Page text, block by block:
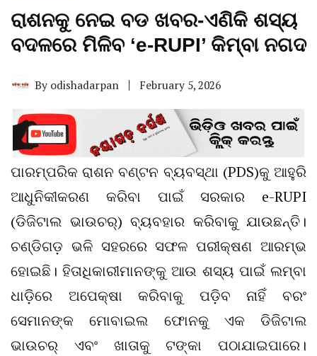
ରାଶନକୁ ନେଇ ବଡ ଖବର-ଏଣିକି ଶସ୍ୟ
ବଦଳରେ ମିଳିବ ‘e-RUPI’ କିମ୍ବା ନଗଦ
By odishadarpan February 5, 2026
ପାରମ୍ପରିକ ରାଶନ ବଣ୍ଟନ ବ୍ୟବସ୍ଥା (PDS)କୁ ଆହୁରି
ଆଧୁନିକୀକରଣ କରିବା ପାଇଁ ସରକାର e-RUPI
(ଡିଜିଟାଲ ଭାଉଚର୍‌) ବ୍ୟବହାର କରିବାକୁ ଯାଉଛନ୍ତି।
ଚଣ୍ଡିଗଡ଼ ଭଳି ସହରରେ ସଫଳ ପରୀକ୍ଷଣ ଆରମ୍ଭ
ହୋଇଛି। ହିତାଧିକାରୀମାନଙ୍କୁ ଆଉ ଶସ୍ୟ ପାଇଁ ଲମ୍ବା
ଧାଡ଼ିରେ ଅପେକ୍ଷା କରିବାକୁ ପଡ଼ିବ ନାହିଁ ବରଂ
ସେମାନଙ୍କ ମୋବାଇଲ ଫୋନକୁ ଏକ ଡିଜିଟାଲ
ଭାଉଚର୍‌ ଏବଂ ଖାତାକୁ ଟଙ୍କା ପଠାଯାଇପାରେ।